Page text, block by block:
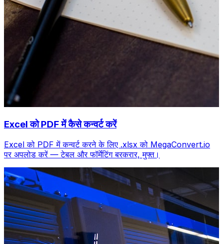
Excel को PDF में कैसे कन्वर्ट करें
Excel को PDF में कन्वर्ट करने के लिए .xlsx को MegaConvert.io
पर अपलोड करें — टेबल और फॉर्मेटिंग बरकरार, मुफ्त।